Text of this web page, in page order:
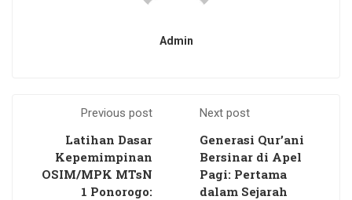
Admin
Previous post
Latihan Dasar
Kepemimpinan
OSIM/MPK MTsN
1 Ponorogo:
Next post
Generasi Qur’ani
Bersinar di Apel
Pagi: Pertama
dalam Sejarah